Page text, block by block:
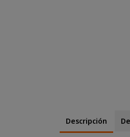
Descripción